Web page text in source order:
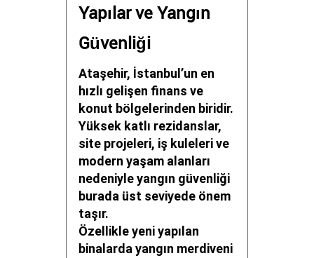
Yapılar ve Yangın
Güvenliği
Ataşehir, İstanbul’un en
hızlı gelişen finans ve
konut bölgelerinden biridir.
Yüksek katlı rezidanslar,
site projeleri, iş kuleleri ve
modern yaşam alanları
nedeniyle yangın güvenliği
burada üst seviyede önem
taşır.
Özellikle yeni yapılan
binalarda yangın merdiveni